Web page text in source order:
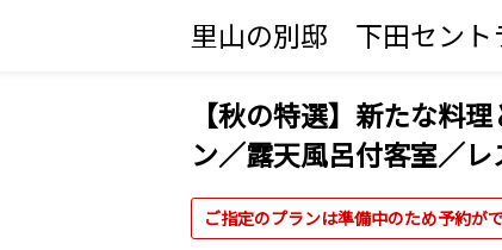
里山の別邸 下田セント
【秋の特選】新たな料
ン／露天風呂付客室／
ご指定のプランは準備中のため予約が